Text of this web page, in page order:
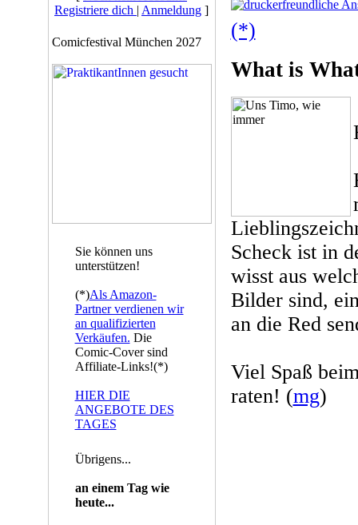
Registriere dich | Anmeldung ]
Comicfestival München 2027
Sie können uns
unterstützen!
(*)Als Amazon-
Partner verdienen wir
an qualifizierten
Verkäufen. Die
Comic-Cover sind
Affiliate-Links!(*)
HIER DIE
ANGEBOTE DES
TAGES
Übrigens...
an einem Tag wie
heute...
(*)
What is
Scheck ist in
wisst aus
Bilder sind,
an die Red
Viel Spaß
raten! (mg)